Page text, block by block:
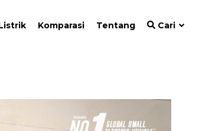
Komparasi Tentang Cari